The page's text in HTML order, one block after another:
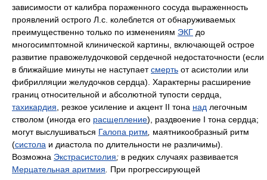
зависимости от калибра пораженного сосуда выраженность
проявлений острого Л.с. колеблется от обнаруживаемых
преимущественно только по изменениям ЭКГ до
многосимптомной клинической картины, включающей острое
развитие правожелудочковой сердечной недостаточности (если
в ближайшие минуты не наступаетсмерть от асистолии или
фибрилляции желудочков сердца). Характерны расширение
границ относительной и абсолютной тупости сердца,
тахикардия , резкое усиление и акцент II тона над легочным
стволом (иногда его расщепление), раздвоение I тона сердца;
могут выслушиваться Галопа ритм
маятникообразный ритм
(систола и диастола по длительности не различимы).
Возможна Экстрасистолия; в редких случаях развивается
Мерцательная аритмия
При прогрессирующей